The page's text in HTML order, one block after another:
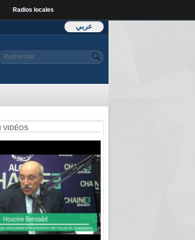
Radios locales
عربي
de
VIDÉOS